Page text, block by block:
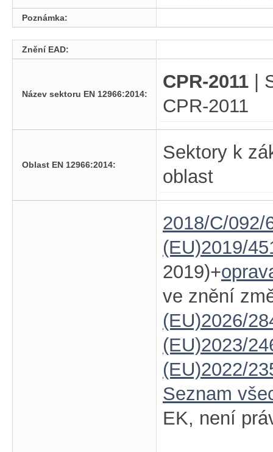
Poznámka:
Znění EAD:
Název sektoru EN 12966:2014:
CPR-2011 |
CPR-2011
Oblast EN 12966:2014:
Sektory k
oblast
2018/C/092/
(EU)2019/
2019)+
ve znění
(EU)2026/
(EU)2023/
(EU)2022/
Seznam
EK, není